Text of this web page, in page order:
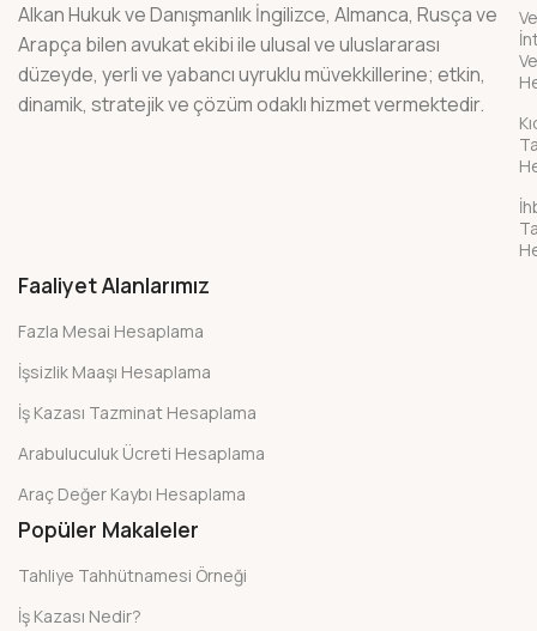
Alkan Hukuk ve Danışmanlık İngilizce, Almanca, Rusça ve
Arapça bilen avukat ekibi ile ulusal ve uluslararası
düzeyde, yerli ve yabancı uyruklu müvekkillerine; etkin,
dinamik, stratejik ve çözüm odaklı hizmet vermektedir.
Faaliyet Alanlarımız
Fazla Mesai Hesaplama
İşsizlik Maaşı Hesaplama
İş Kazası Tazminat Hesaplama
Arabuluculuk Ücreti Hesaplama
Araç Değer Kaybı Hesaplama
Popüler Makaleler
Tahliye Tahhütnamesi Örneği
İş Kazası Nedir?